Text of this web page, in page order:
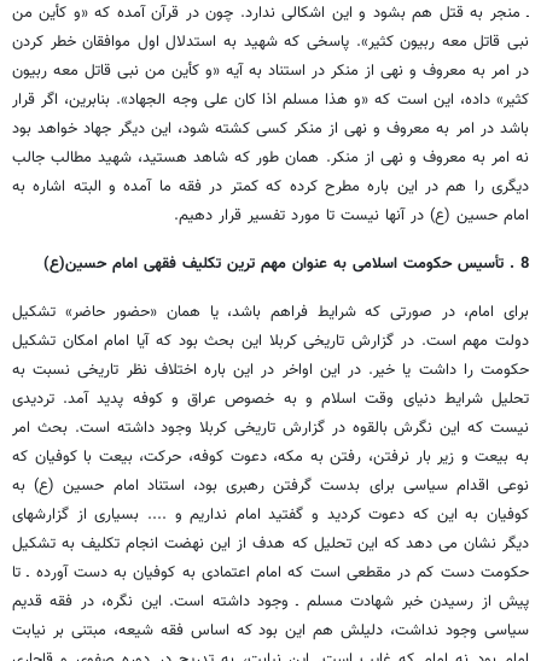
ـ منجر به قتل هم بشود و این اشکالی ندارد. چون در قرآن آمده که «و کأین من
نبی قاتل معه ربیون کثیر». پاسخی که شهید به استدلال اول موافقان خطر کردن
در امر به معروف و نهی از منکر در استناد به آیه «و کأین من نبی قاتل معه ربیون
کثیر» داده، این است که «و هذا مسلم اذا کان علی وجه الجهاد». بنابرین، اگر قرار
باشد در امر به معروف و نهی از منکر کسی کشته شود، این دیگر جهاد خواهد بود
نه امر به معروف و نهی از منکر. همان طور که شاهد هستید، شهید مطالب جالب
دیگری را هم در این باره مطرح کرده که کمتر در فقه ما آمده و البته اشاره به
امام حسین (ع) در آنها نیست تا مورد تفسیر قرار دهیم.
8 . تأسیس حکومت اسلامی به عنوان مهم ترین تکلیف فقهی امام حسین(ع)
برای امام، در صورتی که شرایط فراهم باشد، یا همان «حضور حاضر» تشکیل
دولت مهم است. در گزارش تاریخی کربلا این بحث بود که آیا امام امکان تشکیل
حکومت را داشت یا خیر. در این اواخر در این باره اختلاف نظر تاریخی نسبت به
تحلیل شرایط دنیای وقت اسلام و به خصوص عراق و کوفه پدید آمد. تردیدی
نیست که این نگرش بالقوه در گزارش تاریخی کربلا وجود داشته است. بحث امر
به بیعت و زیر بار نرفتن، رفتن به مکه، دعوت کوفه، حرکت، بیعت با کوفیان که
نوعی اقدام سیاسی برای بدست گرفتن رهبری بود، استناد امام حسین (ع) به
کوفیان به این که دعوت کردید و گفتید امام نداریم و .... بسیاری از گزارشهای
دیگر نشان می دهد که این تحلیل که هدف از این نهضت انجام تکلیف به تشکیل
حکومت دست کم در مقطعی است که امام اعتمادی به کوفیان به دست آورده ـ تا
پیش از رسیدن خبر شهادت مسلم ـ وجود داشته است. این نگره، در فقه قدیم
سیاسی وجود نداشت، دلیلش هم این بود که اساس فقه شیعه، مبتنی بر نیابت